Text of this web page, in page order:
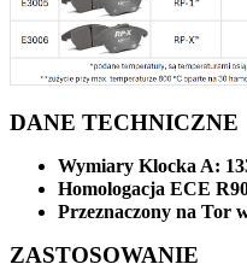
DANE TECHNICZNE
Wymiary Klocka A:
Homologacja ECE
Przeznaczony na Tor
ZASTOSOWANIE